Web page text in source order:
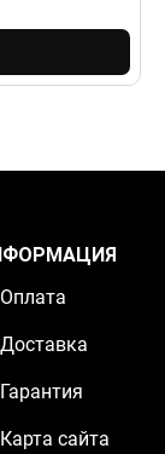
Оплата
Доставка
Гарантия
Карта сайта